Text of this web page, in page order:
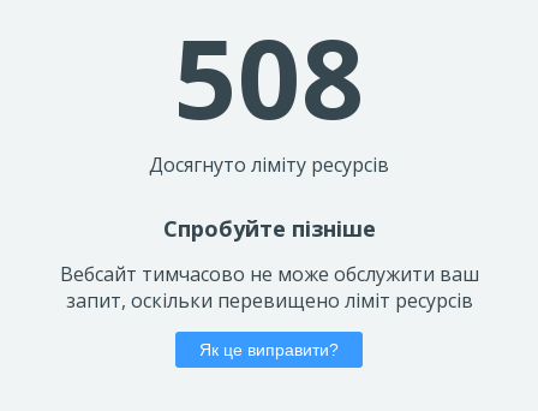
508
Досягнуто ліміту ресурсів
Спробуйте пізніше
Вебсайт тимчасово не може обслужити ваш
запит, оскільки перевищено ліміт ресурсів
Як це виправити?